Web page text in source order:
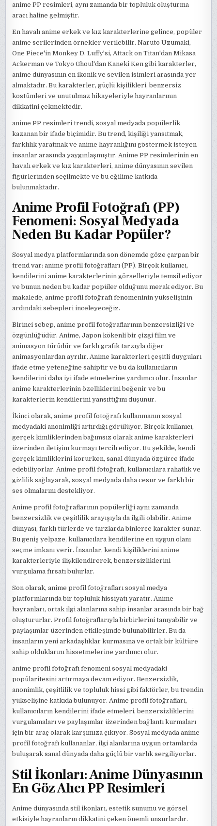
anime PP resimleri, aynı zamanda bir topluluk oluşturma
aracı haline gelmiştir.
En havalı anime erkek ve kız karakterlerine gelince, popüler
anime serilerinden örnekler verilebilir. Naruto Uzumaki,
One Piece'in Monkey D. Luffy'si, Attack on Titan'dan Mikasa
Ackerman ve Tokyo Ghoul'dan Kaneki Ken gibi karakterler,
anime dünyasının en ikonik ve sevilen isimleri arasında yer
almaktadır. Bu karakterler, güçlü kişilikleri, benzersiz
kostümleri ve unutulmaz hikayeleriyle hayranlarının
dikkatini çekmektedir.
anime PP resimleri trendi, sosyal medyada popülerlik
kazanan bir ifade biçimidir. Bu trend, kişiliği yansıtmak,
farklılık yaratmak ve anime hayranlığını göstermek isteyen
insanlar arasında yaygınlaşmıştır. Anime PP resimlerinin en
havalı erkek ve kız karakterleri, anime dünyasının sevilen
figürlerinden seçilmekte ve bu eğilime katkıda
bulunmaktadır.
Anime Profil Fotoğrafı (PP)
Fenomeni: Sosyal Medyada
Neden Bu Kadar Popüler?
Sosyal medya platformlarında son dönemde göze çarpan bir
trend var: anime profil fotoğrafları (PP). Birçok kullanıcı,
kendilerini anime karakterlerinin görselleriyle temsil ediyor
ve bunun neden bu kadar popüler olduğunu merak ediyor. Bu
makalede, anime profil fotoğrafı fenomeninin yükselişinin
ardındaki sebepleri inceleyeceğiz.
Birinci sebep, anime profil fotoğraflarının benzersizliği ve
özgünlüğüdür. Anime, Japon kökenli bir çizgi film ve
animasyon türüdür ve farklı grafik tarzıyla diğer
animasyonlardan ayrılır. Anime karakterleri çeşitli duyguları
ifade etme yeteneğine sahiptir ve bu da kullanıcıların
kendilerini daha iyi ifade etmelerine yardımcı olur. İnsanlar
anime karakterlerinin özelliklerini beğenir ve bu
karakterlerin kendilerini yansıttığını düşünür.
İkinci olarak, anime profil fotoğrafı kullanmanın sosyal
medyadaki anonimliği artırdığı görülüyor. Birçok kullanıcı,
gerçek kimliklerinden bağımsız olarak anime karakterleri
üzerinden iletişim kurmayı tercih ediyor. Bu şekilde, kendi
gerçek kimliklerini korurken, sanal dünyada özgürce ifade
edebiliyorlar. Anime profil fotoğrafı, kullanıcılara rahatlık ve
gizlilik sağlayarak, sosyal medyada daha cesur ve farklı bir
ses olmalarını destekliyor.
Anime profil fotoğraflarının popülerliği aynı zamanda
benzersizlik ve çeşitlilik arayışıyla da ilgili olabilir. Anime
dünyası, farklı türlerde ve tarzlarda binlerce karakter sunar.
Bu geniş yelpaze, kullanıcılara kendilerine en uygun olanı
seçme imkanı verir. İnsanlar, kendi kişiliklerini anime
karakterleriyle ilişkilendirerek, benzersizliklerini
vurgulama fırsatı bulurlar.
Son olarak, anime profil fotoğrafları sosyal medya
platformlarında bir topluluk hissiyatı yaratır. Anime
hayranları, ortak ilgi alanlarına sahip insanlar arasında bir bağ
oluştururlar. Profil fotoğraflarıyla birbirlerini tanıyabilir ve
paylaşımlar üzerinden etkileşimde bulunabilirler. Bu da
insanların yeni arkadaşlıklar kurmasına ve ortak bir kültüre
sahip olduklarını hissetmelerine yardımcı olur.
anime profil fotoğrafı fenomeni sosyal medyadaki
popülaritesini artırmaya devam ediyor. Benzersizlik,
anonimlik, çeşitlilik ve topluluk hissi gibi faktörler, bu trendin
yükselişine katkıda bulunuyor. Anime profil fotoğrafları,
kullanıcıların kendilerini ifade etmeleri, benzersizliklerini
vurgulamaları ve paylaşımlar üzerinden bağlantı kurmaları
için bir araç olarak karşımıza çıkıyor. Sosyal medyada anime
profil fotoğrafı kullananlar, ilgi alanlarına uygun ortamlarda
buluşarak sanal dünyada daha güçlü bir varlık sergiliyorlar.
Stil İkonları: Anime Dünyasının
En Göz Alıcı PP Resimleri
Anime dünyasında stil ikonları, estetik sunumu ve görsel
etkisiyle hayranların dikkatini çeken önemli unsurlardır.